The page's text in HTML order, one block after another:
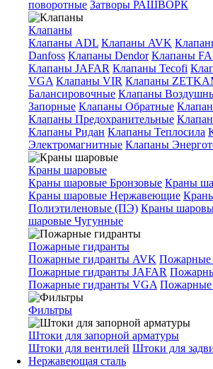
поворотные Затворы РАШВОРК
Клапаны
Клапаны ADL Клапаны AVK
Danfoss Клапаны Dendor Клапаны
Клапаны JAFAR Клапаны Tecofi
VGA Клапаны VIR Клапаны
Балансировочные Клапаны
Запорные Клапаны Обратные
Клапаны Предохранительные
Клапаны Ридан Клапаны Теплосила
Электромагнитные Клапаны
Краны шаровые
Краны шаровые Бронзовые Краны
Краны шаровые Нержавеющие
Полиэтиленовые (ПЭ) Краны
шаровые Чугунные
Пожарные гидранты
Пожарные гидранты AVK Пожарные
Пожарные гидранты JAFAR
Пожарные гидранты VGA Пожарные
Фильтры
Штоки для запорной арматуры
Штоки для вентилей Штоки для
Нержавеющая сталь